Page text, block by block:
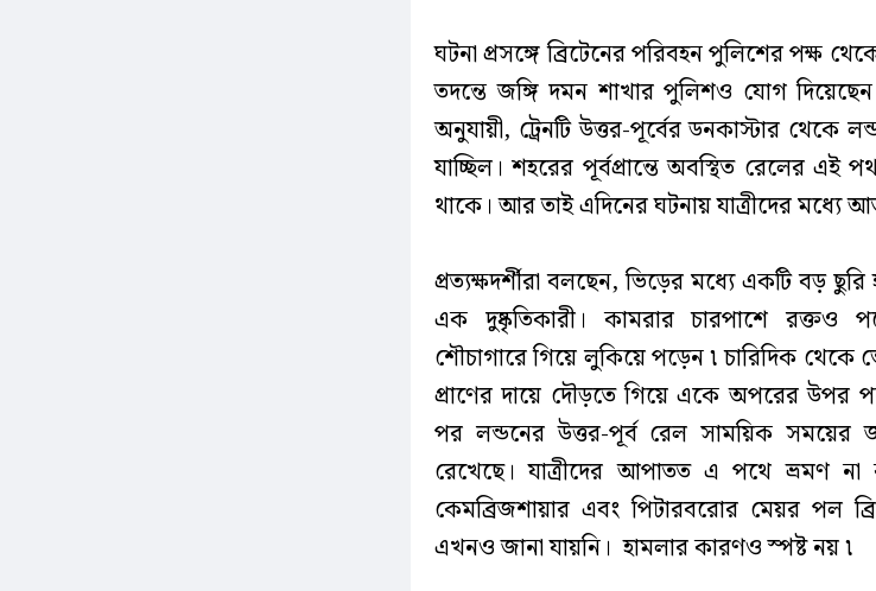
ঘটনা প্রসঙ্গে ব্রিটেনের পরিবহন পুলিশের পক্ষ
তদন্তে জঙ্গি দমন শাখার পুলিশও যোগ
অনুযায়ী, ট্রেনটি উত্তর-পূর্বের ডনকাস্টার থেকে
যাচ্ছিল। শহরের পূর্বপ্রান্তে অবস্থিত রেলের এই
থাকে। আর তাই এদিনের ঘটনায় যাত্রীদের মধ্যে
প্রত্যক্ষদর্শীরা বলছেন, ভিড়ের মধ্যে একটি বড় ছুরি
এক দুষ্কৃতিকারী। কামরার চারপাশে রক্তও
শৌচাগারে গিয়ে লুকিয়ে পড়েন ৷ চারিদিক থেকে
প্রাণের দায়ে দৌড়তে গিয়ে একে অপরের উপর
পর লন্ডনের উত্তর-পূর্ব রেল সাময়িক সময়ের
রেখেছে। যাত্রীদের আপাতত এ পথে ভ্রমণ
কেমব্রিজশায়ার এবং পিটারবরোর মেয়র পল
এখনও জানা যায়নি। হামলার কারণও স্পষ্ট নয় ৷